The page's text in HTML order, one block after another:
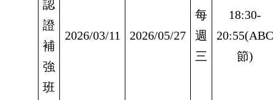
認
證
補
強
班
2026/03/11 2026/05/27
每
週
三
18:30-
20:55(ABC
節)